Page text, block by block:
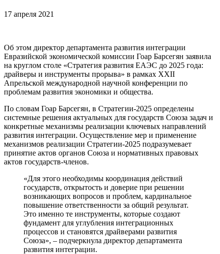
17 апреля 2021
Об этом директор департамента развития интеграции
Евразийской экономической комиссии Гоар Барсегян заявила
на круглом столе «Стратегия развития ЕАЭС до 2025 года:
драйверы и инструменты прорыва» в рамках XXII
Апрельской международной научной конференции по
проблемам развития экономики и общества.
По словам Гоар Барсегян, в Стратегии-2025 определены
системные решения актуальных для государств Союза задач и
конкретные механизмы реализации ключевых направлений
развития интеграции. Осуществление мер и применение
механизмов реализации Стратегии-2025 подразумевает
принятие актов органов Союза и нормативных правовых
актов государств-членов.
«Для этого необходимы координация действий
государств, открытость и доверие при решении
возникающих вопросов и проблем, кардинальное
повышение ответственности за общий результат.
Это именно те инструменты, которые создают
фундамент для углубления интеграционных
процессов и становятся драйверами развития
Союза», – подчеркнула директор департамента
развития интеграции.